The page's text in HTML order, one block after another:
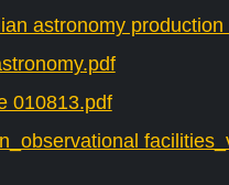
astronomy production
010813.pdf